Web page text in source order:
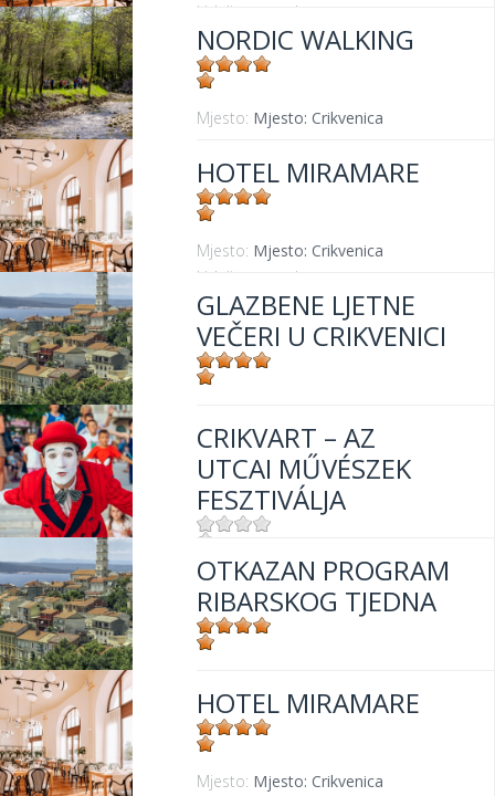
Udaljenost od mora:
NORDIC WALKING
Mjesto: Mjesto: Crikvenica
HOTEL MIRAMARE
Mjesto: Mjesto: Crikvenica
Udaljenost od mora:
GLAZBENE LJETNE
VEČERI U CRIKVENICI
CRIKVART – AZ
UTCAI MŰVÉSZEK
FESZTIVÁLJA
Mjesto:Mjesto: Crikvenica
OTKAZAN PROGRAM
RIBARSKOG TJEDNA
HOTEL MIRAMARE
Mjesto: Mjesto: Crikvenica